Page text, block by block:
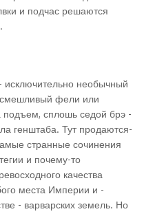
и подчас решаются
исключительно необычный
фели или
сплошь седой брэ -
генштаба. Тут продаются-
странные сочинения
и почему-то
качества
места Империи и -
- варварских земель. Но